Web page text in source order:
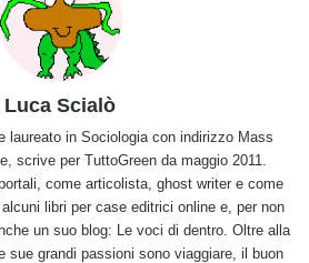
Luca Scialò
laureato in Sociologia con indirizzo Mass
scrive per TuttoGreen da maggio 2011.
come articolista, ghost writer e come
libri per case editrici online e, per non
un suo blog: Le voci di dentro. Oltre alla
sue grandi passioni sono viaggiare, il buon